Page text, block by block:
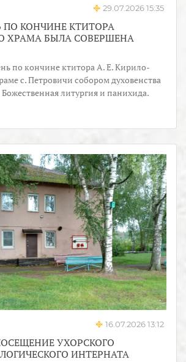
29.07.2026 15:35
ПО КОНЧИНЕ КТИТОРА
ХРАМА БЫЛА СОВЕРШЕНА
по кончине ктитора А. Е. Кирило-
с. Петровичи собором духовенства
литургия и панихида.
16.07.2026 13:12
УХОРСКОГО
ИНТЕРНАТА